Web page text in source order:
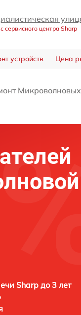
сервисного центра Sharp
устройств Цена
Sharp до 3 лет